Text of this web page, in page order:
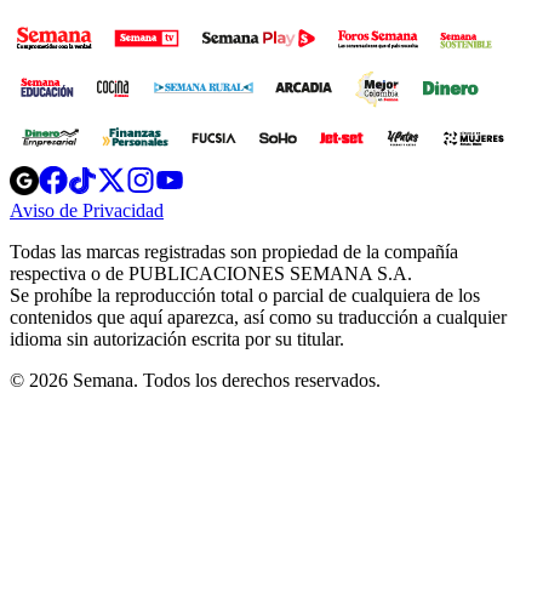
Opens
in
new
Opens
in
new
Opens
in
new
window
Opens
new
windowwindow
Aviso de Privacidad
new
window
Todas las marcas registradas son propiedad de la compañía
respectiva o de PUBLICACIONES SEMANA S.A.
Se prohíbe la reproducción total o parcial de cualquiera de los
contenidos que aquí aparezca, así como su traducción a cualquier
idioma sin autorización escrita por su titular.
© 2026 Semana. Todos los derechos reservados.